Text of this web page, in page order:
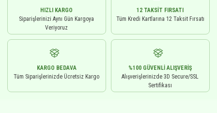
HIZLI KARGO
Siparişlerinizi Aynı Gün Kargoya
Veriyoruz
12 TAKSIT FIRSATI
Tüm Kredi Kartlarına 12 Taksit Fırsatı
KARGO BEDAVA
Tüm Siparişlerinizde Ücretsiz Kargo
%100 GÜVENLI ALIŞVERIŞ
Alışverişlerinizde 3D Secure/SSL
Sertifikası